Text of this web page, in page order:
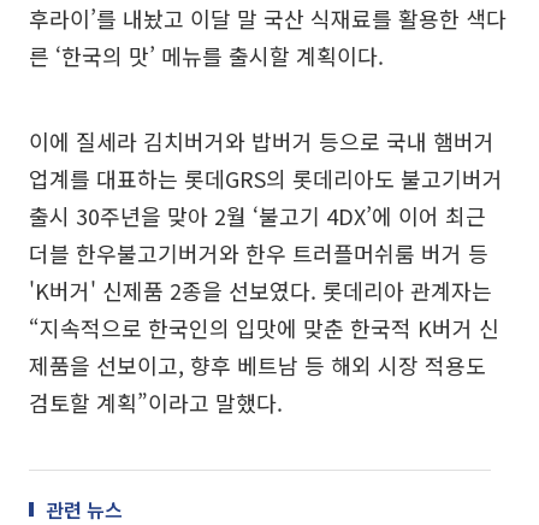
후라이’를 내놨고 이달 말 국산 식재료를 활용한 색다
른 ‘한국의 맛’ 메뉴를 출시할 계획이다.
이에 질세라 김치버거와 밥버거 등으로 국내 햄버거
업계를 대표하는 롯데GRS의 롯데리아도 불고기버거
출시 30주년을 맞아 2월 ‘불고기 4DX’에 이어 최근
더블 한우불고기버거와 한우 트러플머쉬룸 버거 등
'K버거' 신제품 2종을 선보였다. 롯데리아 관계자는
“지속적으로 한국인의 입맛에 맞춘 한국적 K버거 신
제품을 선보이고, 향후 베트남 등 해외 시장 적용도
검토할 계획”이라고 말했다.
관련 뉴스